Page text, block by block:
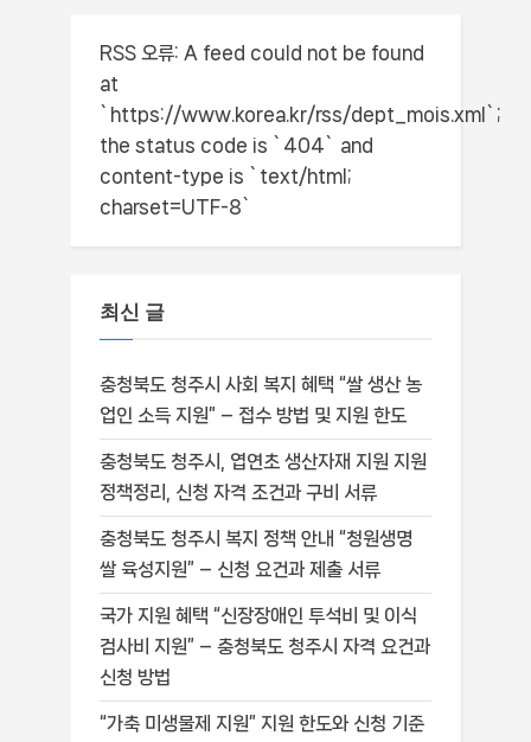
RSS 오류: A feed could not be found
at
`https://www.korea.kr/rss/dept_mois.xml`;
the status code is `404` and
content-type is `text/html;
charset=UTF-8`
최신 글
충청북도 청주시 사회 복지 혜택 “쌀 생산 농
업인 소득 지원” – 접수 방법 및 지원 한도
충청북도 청주시, 엽연초 생산자재 지원 지원
정책정리, 신청 자격 조건과 구비 서류
충청북도 청주시 복지 정책 안내 “청원생명
쌀 육성지원” – 신청 요건과 제출 서류
국가 지원 혜택 “신장장애인 투석비 및 이식
검사비 지원” – 충청북도 청주시 자격 요건과
신청 방법
“가축 미생물제 지원” 지원 한도와 신청 기준